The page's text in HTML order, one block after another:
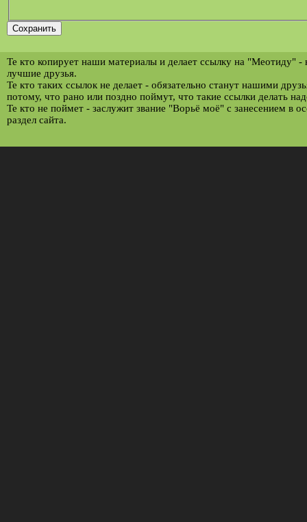
Те кто копирует наши материалы и делает ссылку на "Меотиду" -
лучшие друзья.
Те кто таких ссылок не делает - обязательно станут нашими
потому, что рано или поздно поймут, что такие ссылки делать
Те кто не поймет - заслужит звание "Ворьё моё" с занесением в
раздел сайта.